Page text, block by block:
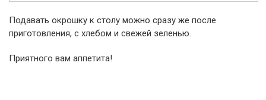
Подавать окрошку к столу можно сразу же после
приготовления, с хлебом и свежей зеленью.
Приятного вам аппетита!